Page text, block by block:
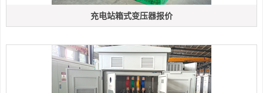
充电站箱式变压器报价